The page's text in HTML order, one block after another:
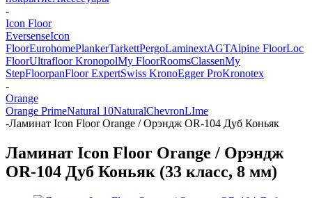
-
Icon Floor
EversenseIcon
FloorEurohomePlankerTarkettPergoLaminextAGTAlpine FloorLoc
FloorUltrafloorKronopolMy FloorRoomsClassenMy
StepFloorpanFloor ExpertSwiss KronoEgger ProKronotex
-
Orange
Orange PrimeNatural 10NaturalChevronLIme
-Ламинат Icon Floor Orange / Орэндж OR-104 Дуб Коньяк
Ламинат Icon Floor Orange / Орэндж
OR-104 Дуб Коньяк (33 класс, 8 мм)